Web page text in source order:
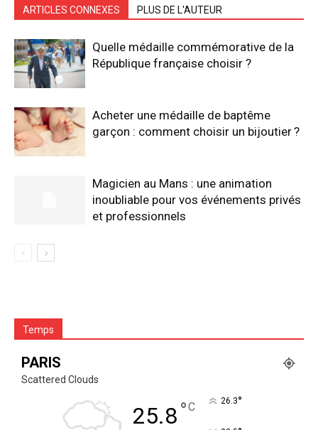
ARTICLES CONNEXES PLUS DE L'AUTEUR
Quelle médaille commémorative de la
République française choisir ?
Acheter une médaille de baptême
garçon : comment choisir un bijoutier ?
Magicien au Mans : une animation
inoubliable pour vos événements privés
et professionnels
Temps
PARIS
Scattered Clouds
25.8°C 26.3°